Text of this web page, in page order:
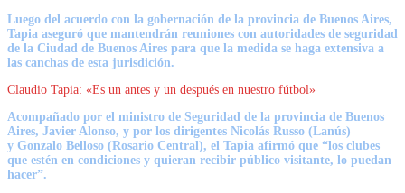
Luego del acuerdo con la gobernación de la provincia de Buenos Aires,
Tapia aseguró que mantendrán reuniones con autoridades de seguridad
de la Ciudad de Buenos Aires para que la medida se haga extensiva a
las canchas de esta jurisdición.
Claudio Tapia: «Es un antes y un después en nuestro fútbol»
Acompañado por el ministro de Seguridad de la provincia de Buenos
Aires, Javier Alonso, y por los dirigentes Nicolás Russo (Lanús)
y Gonzalo Belloso (Rosario Central), el Tapia afirmó que “los clubes
que estén en condiciones y quieran recibir público visitante, lo puedan
hacer”.